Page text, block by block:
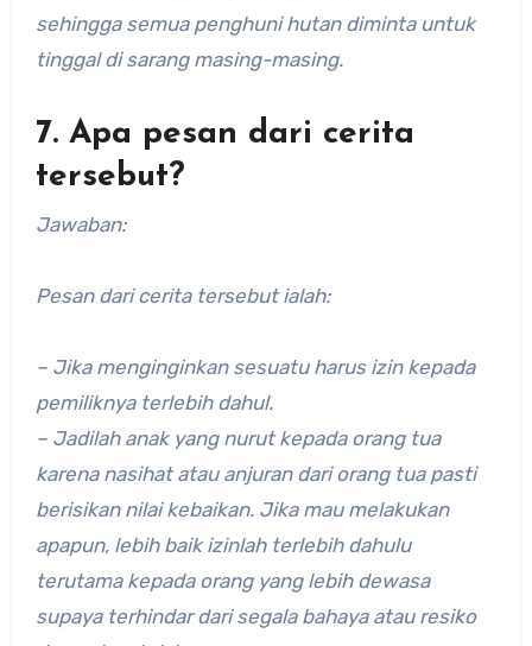
sehingga semua penghuni hutan diminta untuk
tinggal di sarang masing-masing.
7. Apa pesan dari cerita
tersebut?
Jawaban:
Pesan dari cerita tersebut ialah:
– Jika menginginkan sesuatu harus izin kepada
pemiliknya terlebih dahul.
– Jadilah anak yang nurut kepada orang tua
karena nasihat atau anjuran dari orang tua pasti
berisikan nilai kebaikan. Jika mau melakukan
apapun, lebih baik izinlah terlebih dahulu
terutama kepada orang yang lebih dewasa
supaya terhindar dari segala bahaya atau resiko